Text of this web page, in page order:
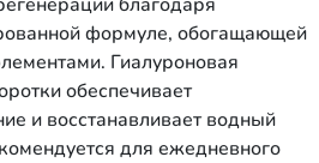
формуле, обогащающей
Гиалуроновая
обеспечивает
и восстанавливает водный
для ежедневного